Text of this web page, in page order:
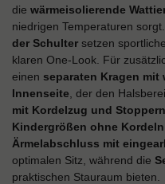
die wärmeisolierende
niedrigen Temperaturen
der Schulter setzen
klaren One-Look. Für
einen separaten Kragen mit
Innenseite , der den
mit Kordelzug und Stoppern
Kindergrößen ohne Kordeln
Ärmelabschluss mit
optimalen Sitz, während die
praktischen Stauraum bieten.